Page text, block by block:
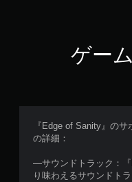
ゲー
『Edge of Sanity』の
の詳細：
—サウンドトラック：
り味わえるサウンドトラ